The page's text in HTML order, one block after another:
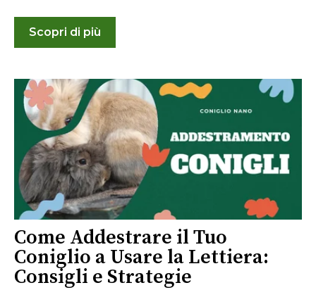
Scopri di più
Come Addestrare il Tuo
Coniglio a Usare la Lettiera:
Consigli e Strategie